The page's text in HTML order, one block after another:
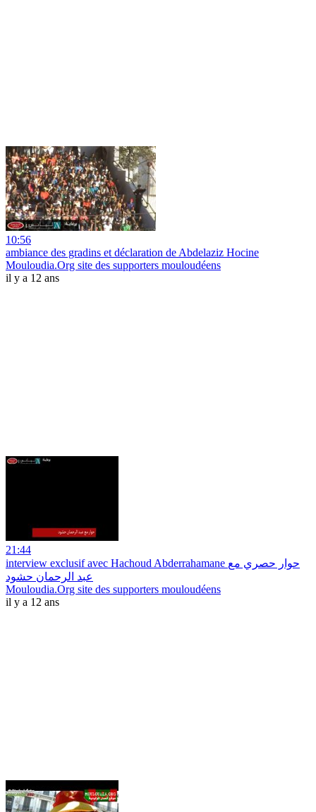
10:56
ambiance des gradins et déclaration de Abdelaziz Hocine
Mouloudia.Org site des supporters mouloudéens
il y a 12 ans
21:44
interview exclusif avec Hachoud Abderrahamane حوار حصري مع
عبد الرحمان حشود
Mouloudia.Org site des supporters mouloudéens
il y a 12 ans